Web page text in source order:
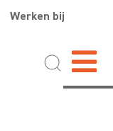
Werken bij